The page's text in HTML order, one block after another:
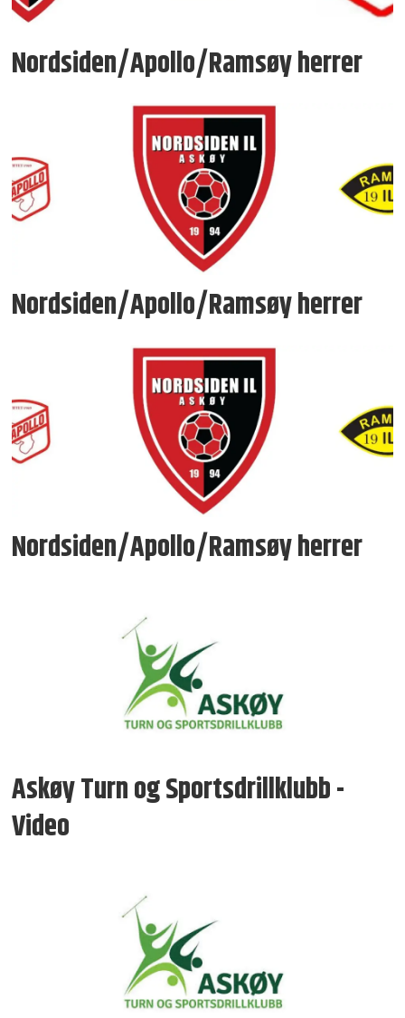
Nordsiden/Apollo/Ramsøy herrer
Nordsiden/Apollo/Ramsøy herrer
Nordsiden/Apollo/Ramsøy herrer
Askøy Turn og Sportsdrillklubb -
Video